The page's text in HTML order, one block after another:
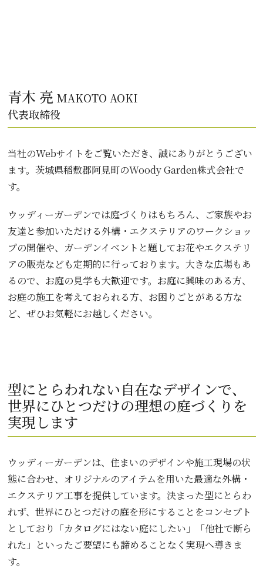
青木 亮 MAKOTO AOKI
代表取締役
当社のWebサイトをご覧いただき、誠にありがとうござい
ます。茨城県稲敷郡阿見町のWoody Garden株式会社で
す。
ウッディーガーデンでは庭づくりはもちろん、ご家族やお
友達と参加いただける外構・エクステリアのワークショッ
プの開催や、ガーデンイベントと題してお花やエクステリ
アの販売なども定期的に行っております。大きな広場もあ
るので、お庭の見学も大歓迎です。お庭に興味のある方、
お庭の施工を考えておられる方、お困りごとがある方な
ど、ぜひお気軽にお越しください。
型にとらわれない自在なデザインで、
世界にひとつだけの理想の庭づくりを
実現します
ウッディーガーデンは、住まいのデザインや施工現場の状
態に合わせ、オリジナルのアイテムを用いた最適な外構・
エクステリア工事を提供しています。決まった型にとらわ
れず、世界にひとつだけの庭を形にすることをコンセプト
としており「カタログにはない庭にしたい」「他社で断ら
れた」といったご要望にも諦めることなく実現へ導きま
す。